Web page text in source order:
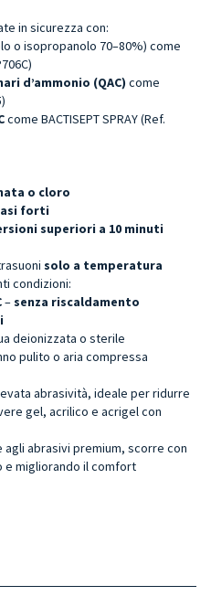
in sicurezza con:
o isopropanolo 70–80%) come
d’ammonio (QAC) come
come BACTISEPT SPRAY (Ref.
o cloro
forti
superiori a 10 minuti
solo a temperatura
condizioni:
–senza riscaldamento
deionizzata o sterile
pulito o aria compressa
abrasività, ideale per ridurre
gel, acrilico e acrigel con
abrasivi premium, scorre con
e migliorando il comfort